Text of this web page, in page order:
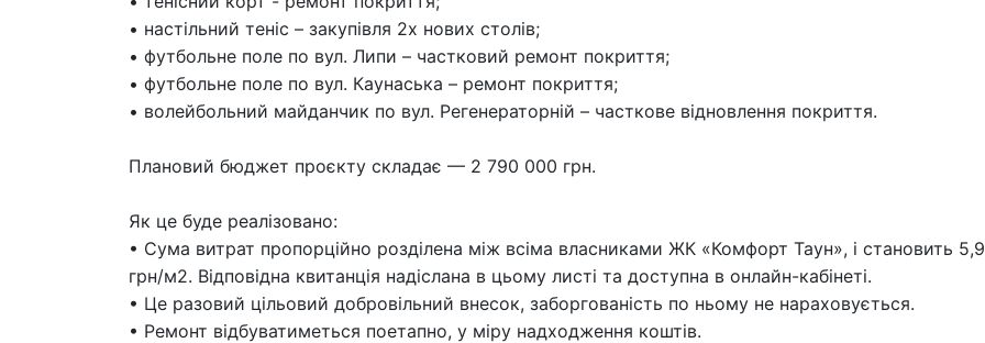
• настільний теніс – закупівля 2х нових столів;
• футбольне поле по вул. Липи – частковий ремонт покриття;
• футбольне поле по вул. Каунаська – ремонт покриття;
• волейбольний майданчик по вул. Регенераторній – часткове відновлення покриття.
Плановий бюджет проєкту складає — 2 790 000 грн.
Як це буде реалізовано:
• Сума витрат пропорційно розділена між всіма власниками ЖК «Комфорт Таун», і становить
грн/м2. Відповідна квитанція надіслана в цьому листі та доступна в онлайн-кабінеті.
• Це разовий цільовий добровільний внесок, заборгованість по ньому не нараховується.
• Ремонт відбуватиметься поетапно, у міру надходження коштів.